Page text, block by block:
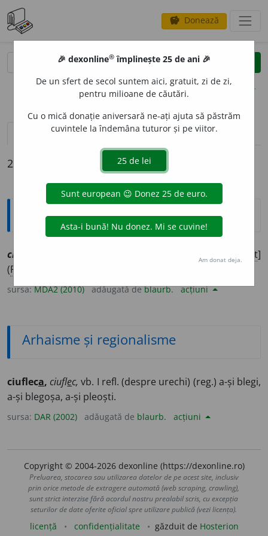
savings Donează
clear
opțiuni
definiții (2) conjugări
2 definiții pentru ciufleca
Explicative DEX
ciuflec nct]
(Reg
sursa:MDA2 (2010) adăugată deblaurb. acțiuni
Arhaisme și regionalisme
ciufleca, ciuflec, vb. I refl. (despre urechi) (reg.) a-și blegi,
a-și blegoșa, a-și pleoști.
sursa: DAR (2002) adăugată de blaurb. acțiuni
Copyright © 2004-2026 dexonline (https://dexonline.ro)
Preluarea, stocarea sau utilizarea datelor de pe acest site, inclusiv
prin orice metode de extragere automată (web scraping, crawling),
sunt strict interzise fără acordul nostru prealabil scris, cu excepția
seturilor de date oferite oficial spre utilizare publică (vezi licența).
licență confidențialitate găzduit de Hosterion
🎉 dexonline® împlinește 25 de ani 🎉
De un sfert de secol suntem aici, gratuit, zi de zi,
pentru milioane de căutări.
Cu o mică donație aniversară ne-ați ajuta să păstrăm
cuvintele la îndemâna tuturor și pe viitor.
Am donat deja.